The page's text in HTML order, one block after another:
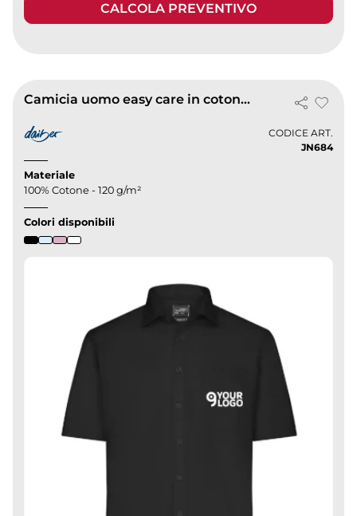
CALCOLA PREVENTIVO
Camicia uomo easy care in cotone, pratica e comoda per ogni occasione
CODICE ART.
JN684
Materiale
100% Cotone - 120 g/m²
Colori disponibili